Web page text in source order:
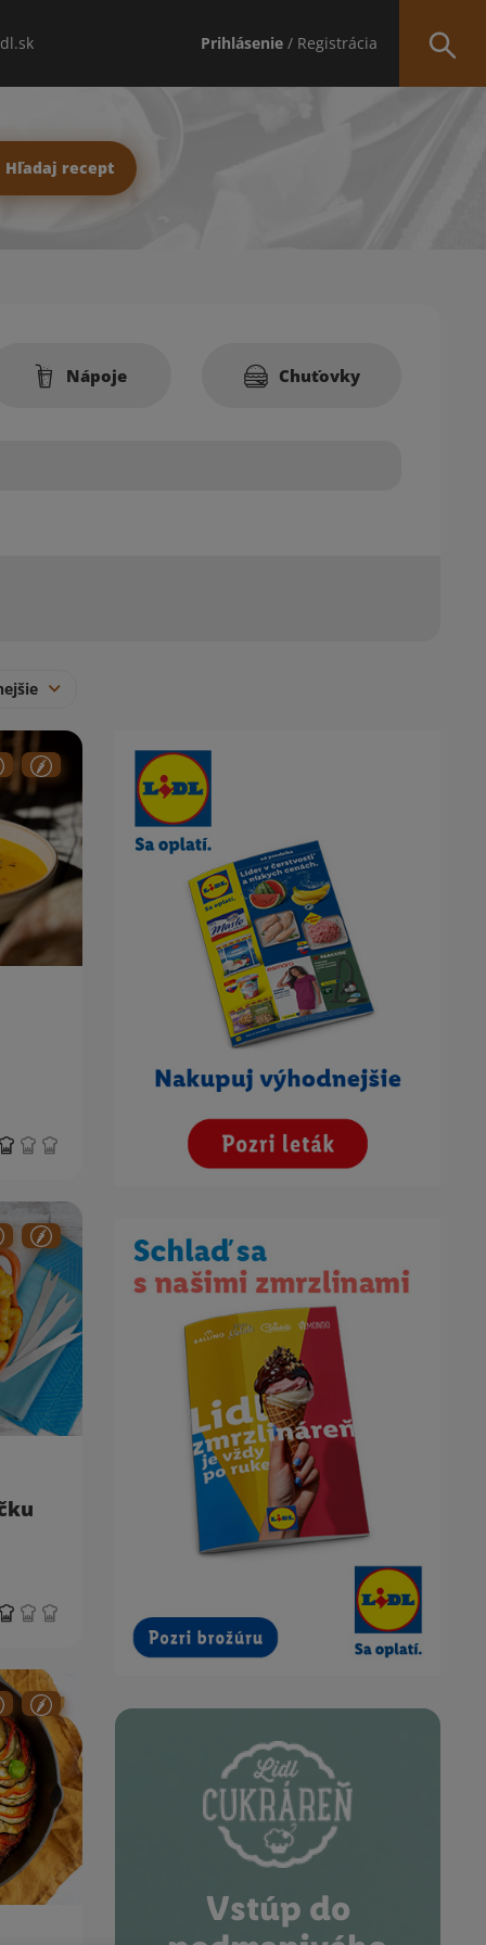
Prihlásenie / Registrácia
Hľadaj recept
Nápoje Chuťovky
Vstúp do